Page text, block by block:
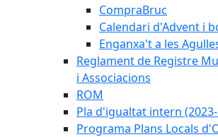
CompraBruc
Calendari d'Advent i
Enganxa't a les
Reglament de Registre
i Associacions
ROM
Pla d'igualtat intern
Programa Plans Locals